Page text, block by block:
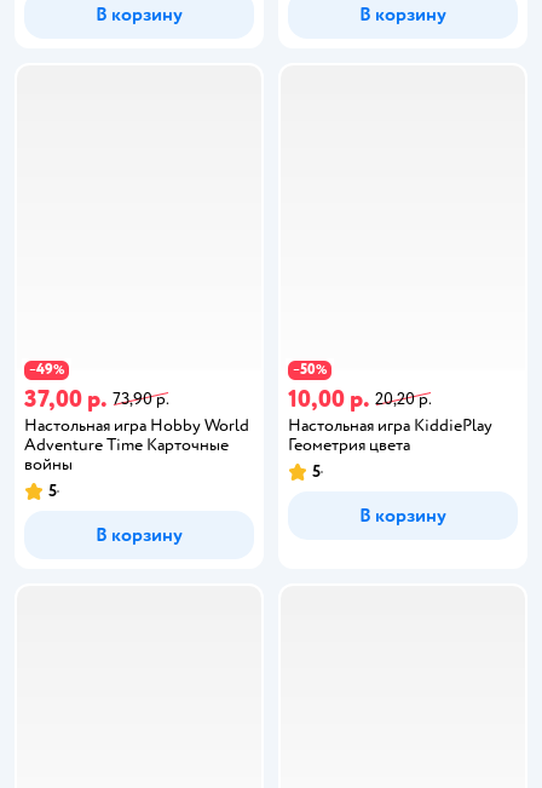
В корзину В корзину
−49%
37,00 р. 73,90 р.
Настольная игра Hobby World
Adventure Time Карточные
войны
5
В корзину
−50%
10,00 р. 20,20 р.
Настольная игра KiddiePlay
Геометрия цвета
5
В корзину